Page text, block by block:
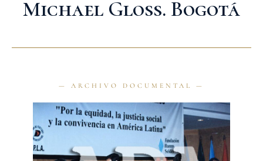
Michael Gloss. Bogotá